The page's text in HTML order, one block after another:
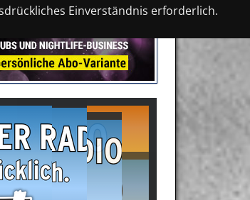
Einverständnis erforderlich.